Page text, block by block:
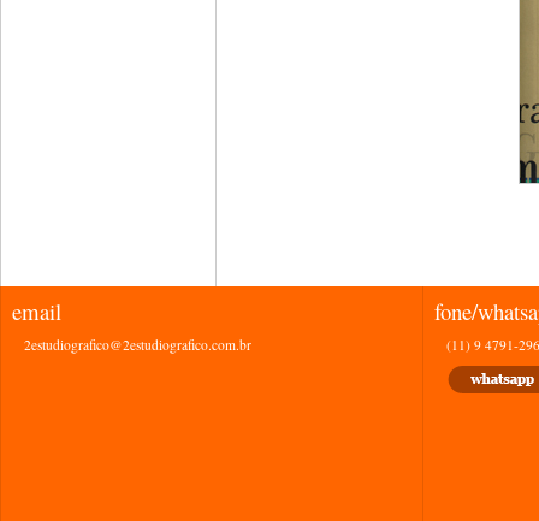
email
2estudiografico@2estudiografico.com.br
fone/
(11) 9 4791-